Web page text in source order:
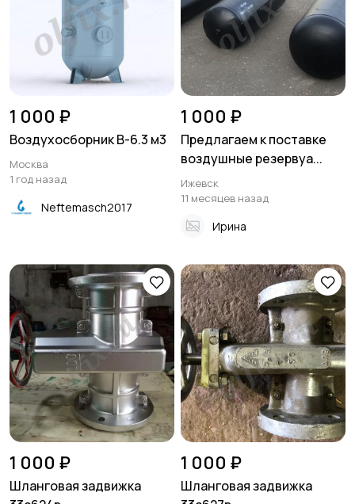
1 000 ₽
Воздухосборник В-6.3 м3
Москва
1 год назад
Neftemasch2017
1 000 ₽
Предлагаем к поставке
воздушные резервуа...
Ижевск
11 месяцев назад
Ирина
1 000 ₽
Шланговая задвижка
1 000 ₽
Шланговая задвижка